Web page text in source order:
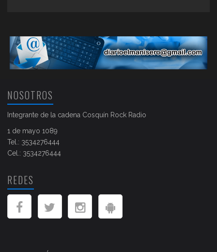
NOSOTROS
Integrante de la cadena Cosquín Rock Radio
1 de mayo 1089
Tel.: 3534276444
Cel.: 3534276444
REDES